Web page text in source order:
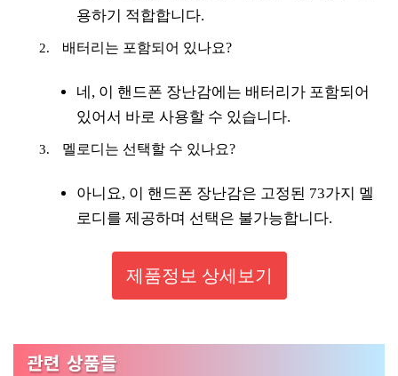
용하기 적합합니다.
배터리는 포함되어 있나요?
네, 이 핸드폰 장난감에는 배터리가 포함되어
있어서 바로 사용할 수 있습니다.
멜로디는 선택할 수 있나요?
아니요, 이 핸드폰 장난감은 고정된 73가지 멜
로디를 제공하며 선택은 불가능합니다.
제품정보 상세보기
관련 상품들